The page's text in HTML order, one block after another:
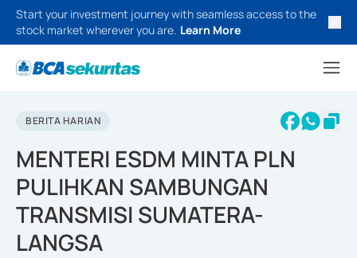
Start your investment journey with seamless access to the
stock market wherever you are. Learn More
BERITA HARIAN
MENTERI ESDM MINTA PLN
PULIHKAN SAMBUNGAN
TRANSMISI SUMATERA-
LANGSA